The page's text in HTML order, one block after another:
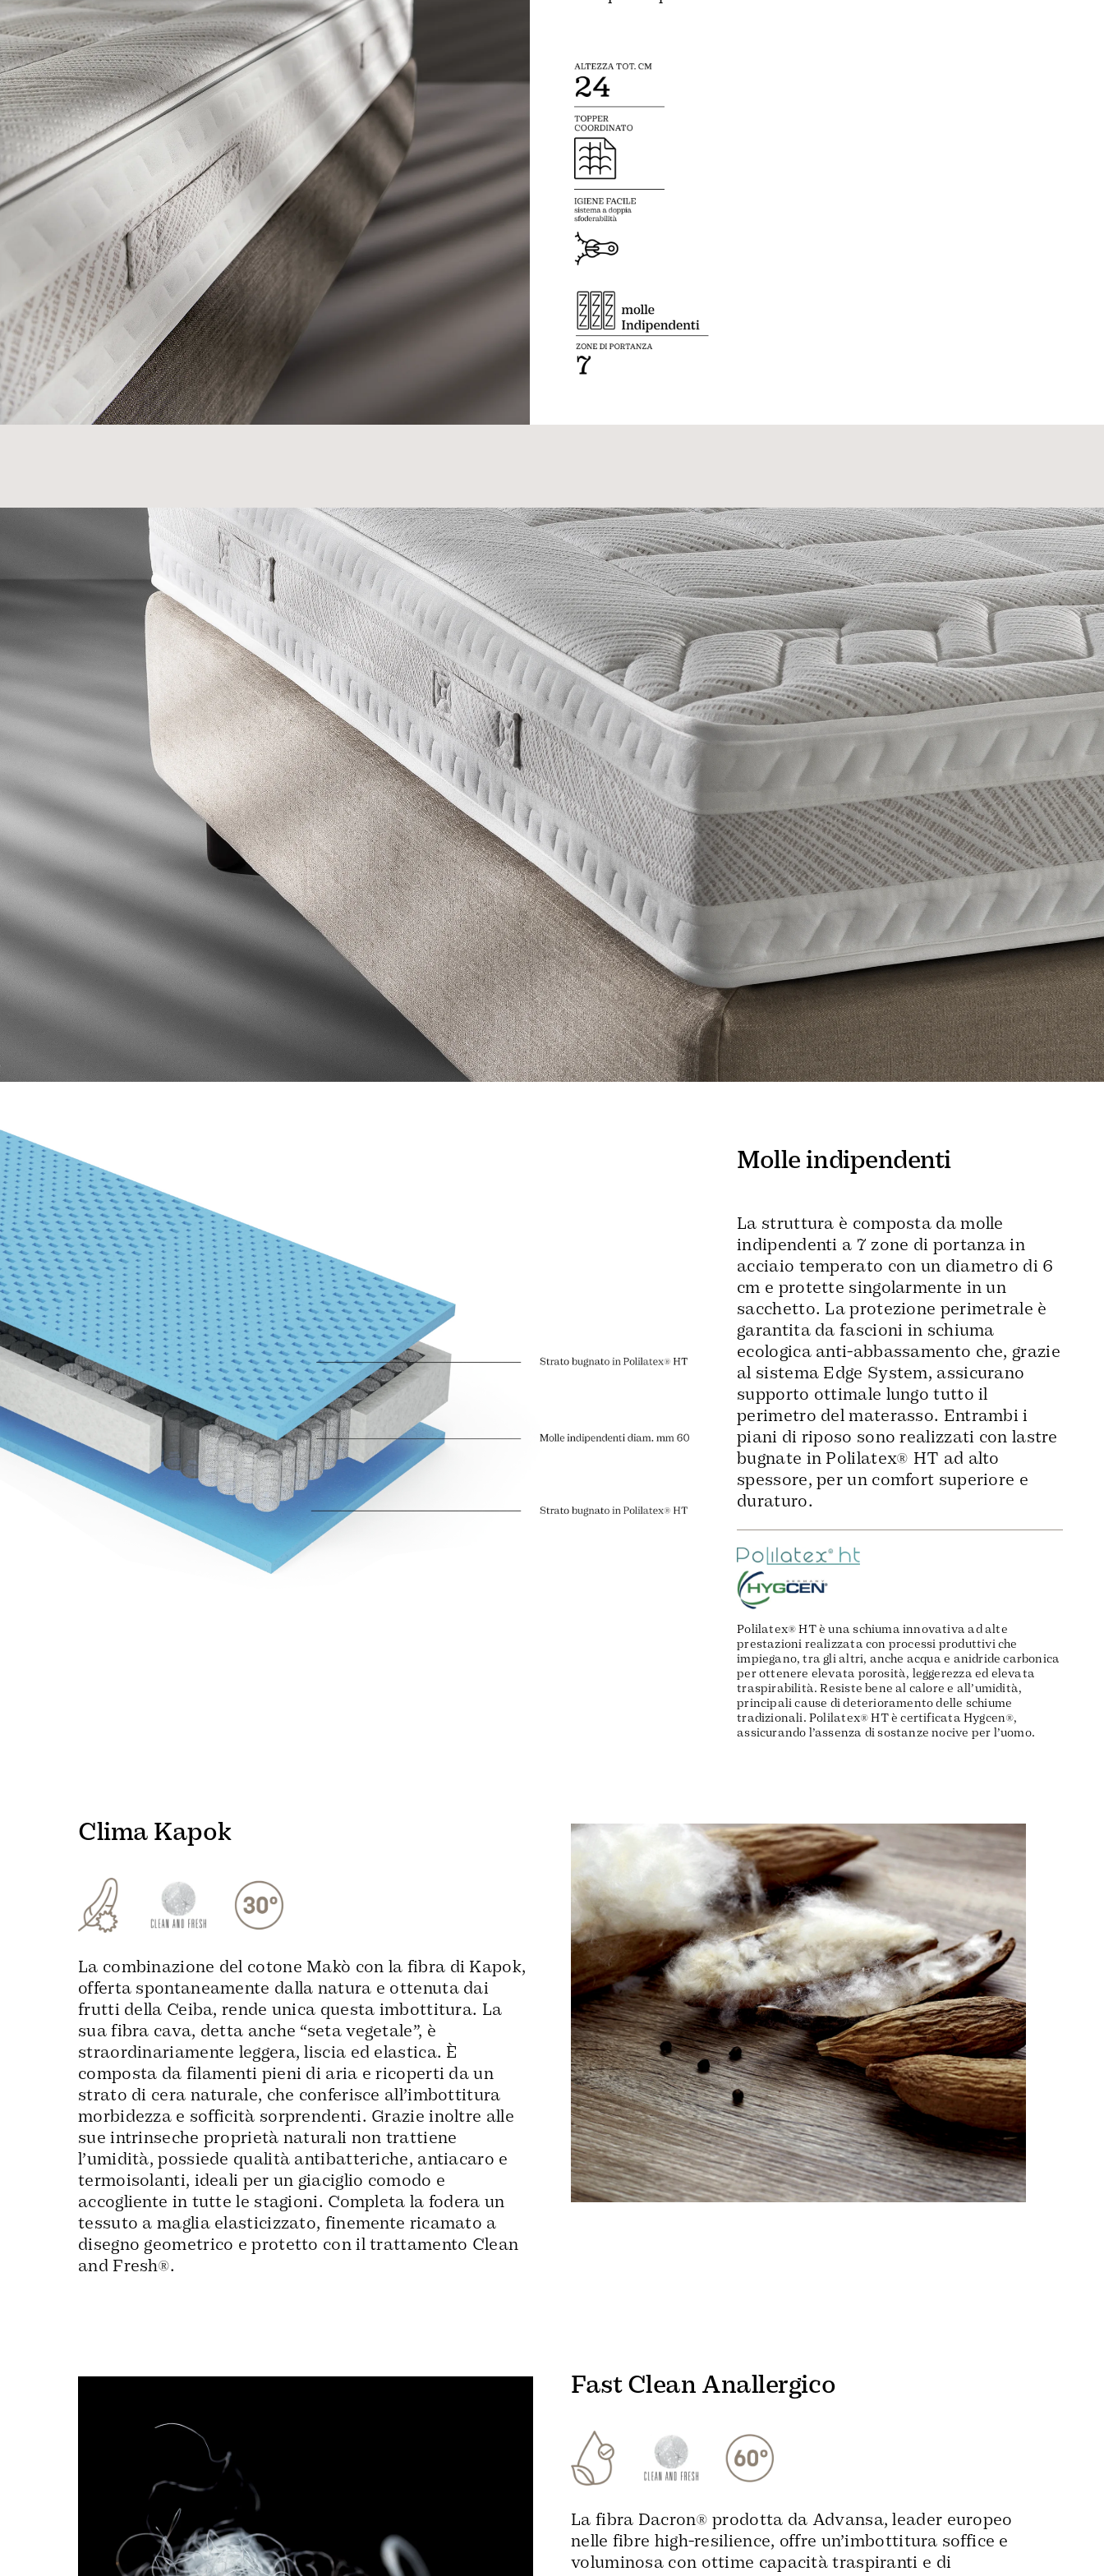
Molle indipendenti
La struttura è composta da molle
indipendenti a 7 zone di portanza in
acciaio temperato con un diametro di 6
cm e protette singolarmente in un
sacchetto. La protezione perimetrale è
garantita da fascioni in schiuma
ecologica anti-abbassamento che, grazie
al sistema Edge System, assicurano
supporto ottimale lungo tutto il
perimetro del materasso. Entrambi i
piani di riposo sono realizzati con lastre
bugnate in Polilatex® HT ad alto
spessore, per un comfort superiore e
duraturo.
Polilatex® HT è una schiuma innovativa ad alte
prestazioni realizzata con processi produttivi che
impiegano, tra gli altri, anche acqua e anidride carbonica
per ottenere elevata porosità, leggerezza ed elevata
traspirabilità. Resiste bene al calore e all’umidità,
principali cause di deterioramento delle schiume
tradizionali. Polilatex® HT è certificata Hygcen®,
assicurando l’assenza di sostanze nocive per l’uomo.
Clima Kapok
La combinazione del cotone Makò con la fibra di Kapok,
offerta spontaneamente dalla natura e ottenuta dai
frutti della Ceiba, rende unica questa imbottitura. La
sua fibra cava, detta anche “seta vegetale”, è
straordinariamente leggera, liscia ed elastica. È
composta da filamenti pieni di aria e ricoperti da un
strato di cera naturale, che conferisce all’imbottitura
morbidezza e sofficità sorprendenti. Grazie inoltre alle
sue intrinseche proprietà naturali non trattiene
l’umidità, possiede qualità antibatteriche, antiacaro e
termoisolanti, ideali per un giaciglio comodo e
accogliente in tutte le stagioni. Completa la fodera un
tessuto a maglia elasticizzato, finemente ricamato a
disegno geometrico e protetto con il trattamento Clean
and Fresh®.
Fast Clean Anallergico
La fibra Dacron® prodotta da Advansa, leader europeo
nelle fibre high-resilience, offre un’imbottitura soffice e
voluminosa con ottime capacità traspiranti e di